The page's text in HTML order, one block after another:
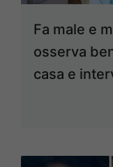
Fa male e
osserva
casa e